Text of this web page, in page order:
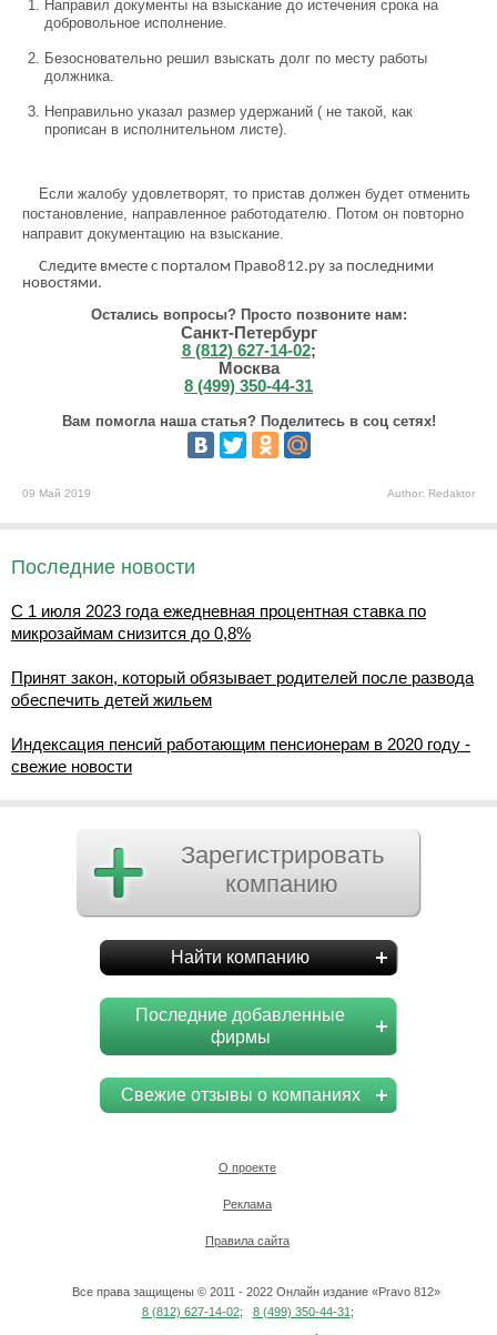
Направил документы на взыскание до истечения срока на
добровольное исполнение.
Безосновательно решил взыскать долг по месту работы
должника.
Неправильно указал размер удержаний ( не такой, как
прописан в исполнительном листе).
Если жалобу удовлетворят, то пристав должен будет отменить
постановление, направленное работодателю. Потом он повторно
направит документацию на взыскание.
Следите вместе с порталом Право812.ру за последними
новостями.
Остались вопросы? Просто позвоните нам:
Санкт-Петербург
8 (812) 627-14-02;
Москва
8 (499) 350-44-31
Вам помогла наша статья? Поделитесь в соц сетях!
09 Май 2019 Author: Redaktor
Последние новости
С 1 июля 2023 года ежедневная процентная ставка по
микрозаймам снизится до 0,8%
Принят закон, который обязывает родителей после развода
обеспечить детей жильем
Индексация пенсий работающим пенсионерам в 2020 году -
свежие новости
Зарегистрировать
компанию
Найти компанию
Последние добавленные
фирмы
Свежие отзывы о компаниях
О проекте
Реклама
Правила сайта
Все права защищены © 2011 - 2022 Онлайн издание «Pravo 812»
8 (812) 627-14-02; 8 (499) 350-44-31 ;